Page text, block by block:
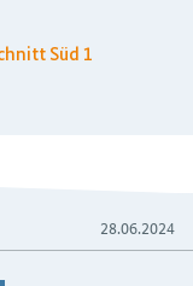
Süd 1
28.06.2024